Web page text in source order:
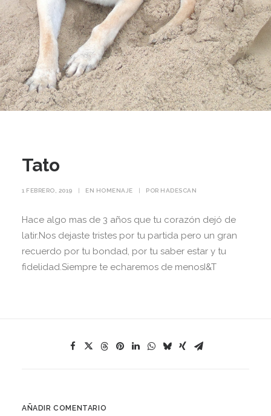
Tato
1 FEBRERO, 2019 | EN HOMENAJE | POR HADESCAN
Hace algo mas de 3 años que tu corazón dejó de
latir.Nos dejaste tristes por tu partida pero un gran
recuerdo por tu bondad, por tu saber estar y tu
fidelidad.Siempre te echaremos de menosI&T
AÑADIR COMENTARIO